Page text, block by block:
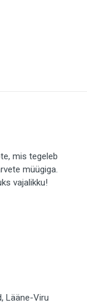
mis tegeleb
müügiga.
vajalikku!
Lääne-Viru